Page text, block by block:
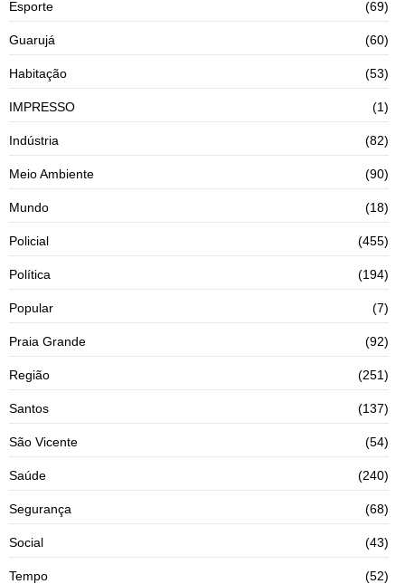
Esporte (69)
Guarujá (60)
Habitação (53)
IMPRESSO (1)
Indústria (82)
Meio Ambiente (90)
Mundo (18)
Policial (455)
Política (194)
Popular (7)
Praia Grande (92)
Região (251)
Santos (137)
São Vicente (54)
Saúde (240)
Segurança (68)
Social (43)
Tempo (52)